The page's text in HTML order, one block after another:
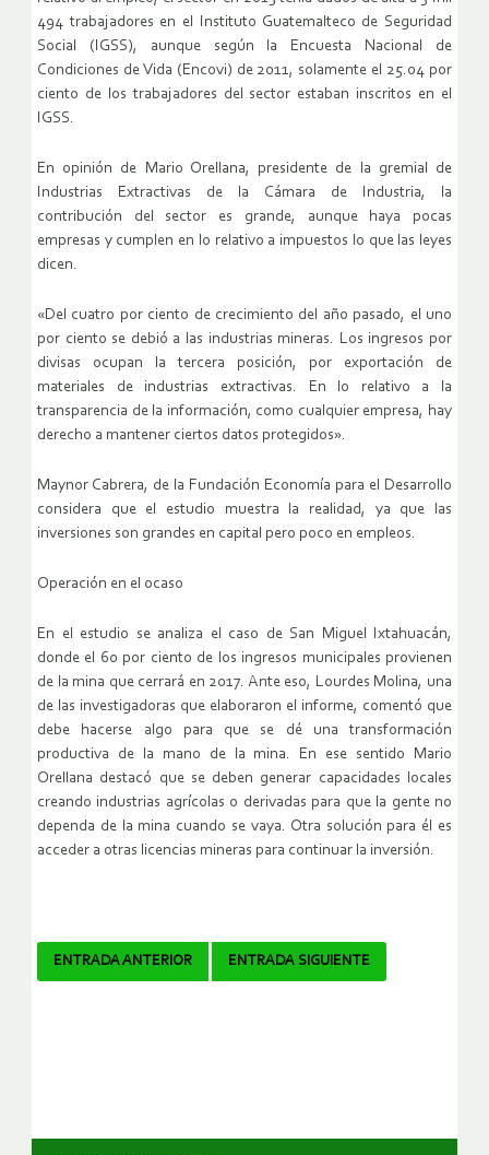
494 trabajadores en el Instituto Guatemalteco de Seguridad
Social (IGSS), aunque según la Encuesta Nacional de
Condiciones de Vida (Encovi) de 2011, solamente el 25.04 por
ciento de los trabajadores del sector estaban inscritos en el
IGSS.
En opinión de Mario Orellana, presidente de la gremial de
Industrias Extractivas de la Cámara de Industria, la
contribución del sector es grande, aunque haya pocas
empresas y cumplen en lo relativo a impuestos lo que las leyes
dicen.
«Del cuatro por ciento de crecimiento del año pasado, el uno
por ciento se debió a las industrias mineras. Los ingresos por
divisas ocupan la tercera posición, por exportación de
materiales de industrias extractivas. En lo relativo a la
transparencia de la información, como cualquier empresa, hay
derecho a mantener ciertos datos protegidos».
Maynor Cabrera, de la Fundación Economía para el Desarrollo
considera que el estudio muestra la realidad, ya que las
inversiones son grandes en capital pero poco en empleos.
Operación en el ocaso
En el estudio se analiza el caso de San Miguel Ixtahuacán,
donde el 60 por ciento de los ingresos municipales provienen
de la mina que cerrará en 2017. Ante eso, Lourdes Molina, una
de las investigadoras que elaboraron el informe, comentó que
debe hacerse algo para que se dé una transformación
productiva de la mano de la mina. En ese sentido Mario
Orellana destacó que se deben generar capacidades locales
creando industrias agrícolas o derivadas para que la gente no
dependa de la mina cuando se vaya. Otra solución para él es
acceder a otras licencias mineras para continuar la inversión.
Navegador
ENTRADA ANTERIOR ENTRADA SIGUIENTE